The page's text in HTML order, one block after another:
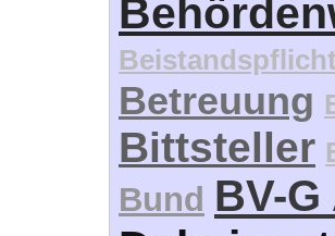
Betreuung
Bittsteller
Bund BV-
Daheim